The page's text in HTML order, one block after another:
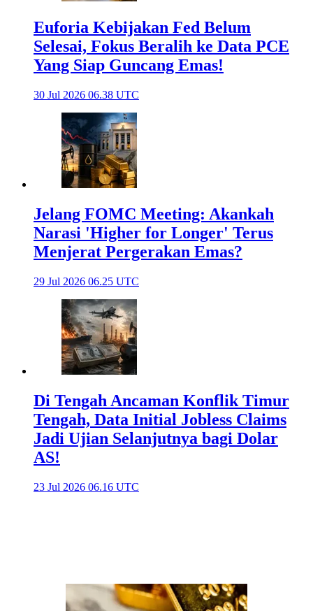
Euforia Kebijakan Fed Belum
Selesai, Fokus Beralih ke Data PCE
Yang Siap Guncang Emas!
30 Jul 2026 06.38 UTC
Jelang FOMC Meeting: Akankah
Narasi 'Higher for Longer' Terus
Menjerat Pergerakan Emas?
29 Jul 2026 06.25 UTC
Di Tengah Ancaman Konflik Timur
Tengah, Data Initial Jobless Claims
Jadi Ujian Selanjutnya bagi Dolar
AS!
23 Jul 2026 06.16 UTC